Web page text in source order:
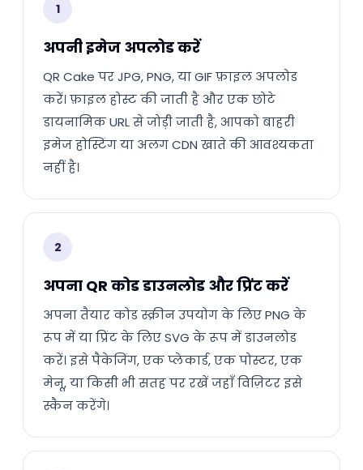
1
अपनी इमेज अपलोड करें
QR Cake पर JPG, PNG, या GIF फ़ाइल अपलोड
करें। फ़ाइल होस्ट की जाती है और एक छोटे
डायनामिक URL से जोड़ी जाती है, आपको बाहरी
इमेज होस्टिंग या अलग CDN खाते की आवश्यकता
नहीं है।
2
अपना QR कोड डाउनलोड और प्रिंट करें
अपना तैयार कोड स्क्रीन उपयोग के लिए PNG के
रूप में या प्रिंट के लिए SVG के रूप में डाउनलोड
करें। इसे पैकेजिंग, एक प्लेकार्ड, एक पोस्टर, एक
मेनू, या किसी भी सतह पर रखें जहाँ विज़िटर इसे
स्कैन करेंगे।